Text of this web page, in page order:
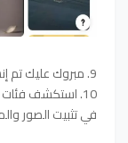
9. مبروك عليك تم إنشاء حساب بكل سهولة .
10. استكشف
في تثبيت الصور